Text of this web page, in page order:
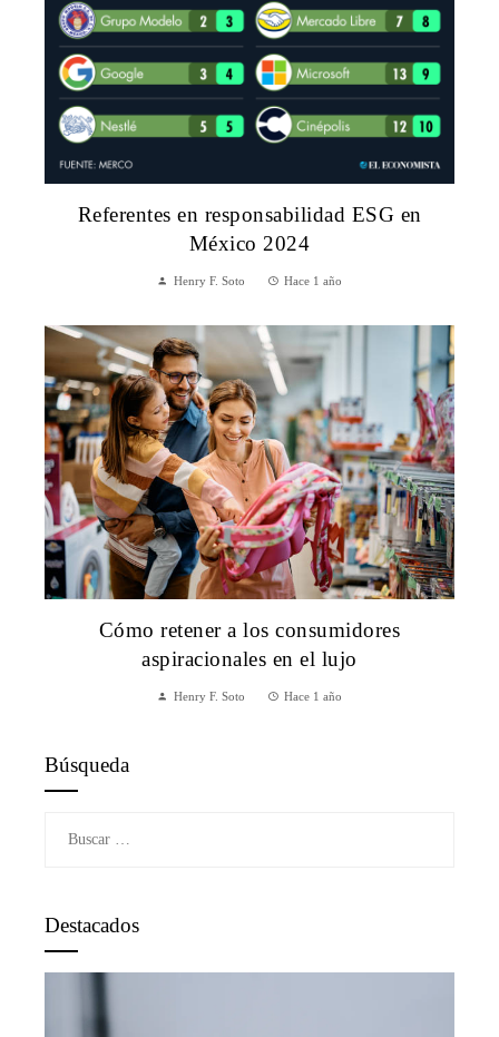
Referentes en responsabilidad ESG en
México 2024
Henry F. Soto Hace 1 año
Cómo retener a los consumidores
aspiracionales en el lujo
Henry F. Soto Hace 1 año
Búsqueda
Destacados